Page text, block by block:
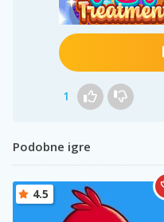
1
Podobne igre
4.5